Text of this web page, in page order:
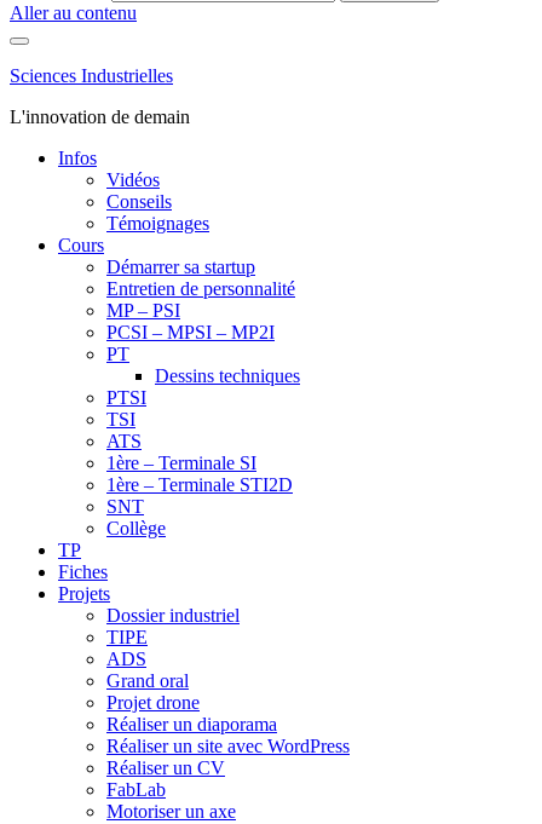
Aller au contenu
Sciences Industrielles
L'innovation de demain
Infos
Vidéos
Conseils
Témoignages
Cours
Démarrer sa startup
Entretien de personnalité
MP – PSI
PCSI – MPSI – MP2I
PT
Dessins techniques
PTSI
TSI
ATS
1ère – Terminale SI
1ère – Terminale STI2D
SNT
Collège
TP
Fiches
Projets
Dossier industriel
TIPE
ADS
Grand oral
Projet drone
Réaliser un diaporama
Réaliser un site avec WordPress
Réaliser un CV
FabLab
Motoriser un axe